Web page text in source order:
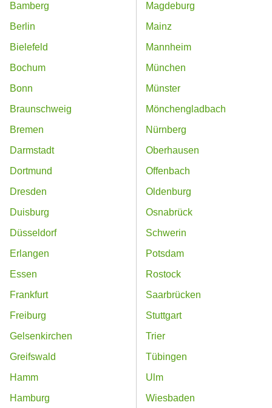
Bamberg
Berlin
Bielefeld
Bochum
Bonn
Braunschweig
Bremen
Darmstadt
Dortmund
Dresden
Duisburg
Düsseldorf
Erlangen
Essen
Frankfurt
Freiburg
Gelsenkirchen
Greifswald
Hamm
Hamburg
Magdeburg
Mainz
Mannheim
München
Münster
Mönchengladbach
Nürnberg
Oberhausen
Offenbach
Oldenburg
Osnabrück
Schwerin
Potsdam
Rostock
Saarbrücken
Stuttgart
Trier
Tübingen
Ulm
Wiesbaden